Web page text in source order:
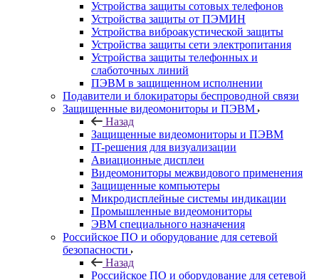
Устройства защиты сотовых телефонов
Устройства защиты от ПЭМИН
Устройства виброакустической защиты
Устройства защиты сети электропитания
Устройства защиты телефонных и
слаботочных линий
ПЭВМ в защищенном исполнении
Подавители и блокираторы беспроводной связи
Защищенные видеомониторы и ПЭВМ
Назад
Защищенные видеомониторы и ПЭВМ
IT-решения для визуализации
Авиационные дисплеи
Видеомониторы межвидового применения
Защищенные компьютеры
Микродисплейные системы индикации
Промышленные видеомониторы
ЭВМ специального назначения
Российское ПО и оборудование для сетевой
безопасности
Назад
Российское ПО и оборудование для сетевой